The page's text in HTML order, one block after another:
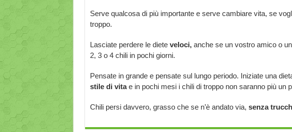
Serve qualcosa di più importante e serve cambiare vita, se
troppo.
Lasciate perdere le diete veloci, anche se un vostro amico o
2, 3 o 4 chili in pochi giorni.
Pensate in grande e pensate sul lungo periodo. Iniziate una
stile di vitae in pochi mesi i chili di troppo non saranno più un
Chili persi davvero, grasso che se n’è andato via, senza